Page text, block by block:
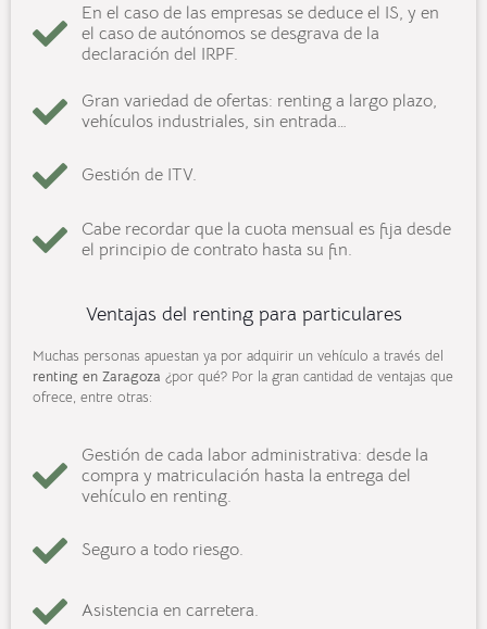
En el caso de las empresas se deduce el IS, y en
el caso de autónomos se desgrava de la
declaración del IRPF.
Gran variedad de ofertas: renting a largo plazo,
vehículos industriales, sin entrada…
Gestión de ITV.
Cabe recordar que la cuota mensual es fija desde
el principio de contrato hasta su fin.
Ventajas del renting para particulares
Muchas personas apuestan ya por adquirir un vehículo a través del
renting en Zaragoza ¿por qué? Por la gran cantidad de ventajas que
ofrece, entre otras:
Gestión de cada labor administrativa: desde la
compra y matriculación hasta la entrega del
vehículo en renting.
Seguro a todo riesgo.
Asistencia en carretera.